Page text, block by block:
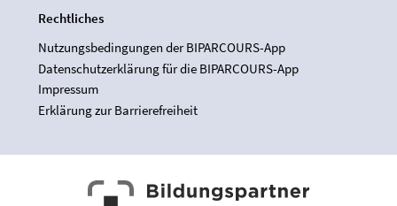
Rechtliches
Nutzungsbedingungen der BIPARCOURS-App
Datenschutzerklärung für die BIPARCOURS-App
Impressum
Erklärung zur Barrierefreiheit